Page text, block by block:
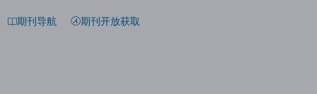
期刊导航 期刊开放获取